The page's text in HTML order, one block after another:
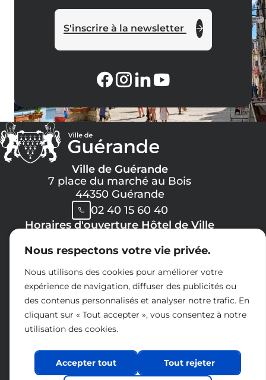
Nous respectons votre vie privée.
Nous utilisons des cookies pour améliorer votre
expérience de navigation, diffuser des publicités ou
des contenus personnalisés et analyser notre trafic. En
cliquant sur « Tout accepter », vous consentez à notre
utilisation des cookies.
Tout rejeter
Accepter tout
S'inscrire à la newsletter
Ville de Guérande
7 place du marché au Bois
44350 Guérande
02 40 15 60 40
Horaires d'ouverture Hôtel de Ville
Lundi, Mercredi, Jeudi, Vendredi :
08h30 -> 12h00
13h30 -> 17h30
Mardi :
8h30 -> 12h00
14h30 -> 17h30
Samedi :
09h00 -> 12h00
Charte réseaux sociaux
Nous contacter